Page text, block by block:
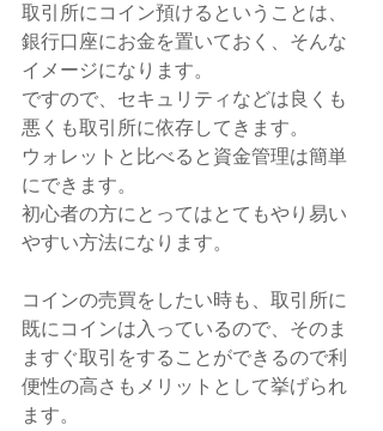
取引所にコイン預けるということは、
銀行口座にお金を置いておく、そんな
イメージになります。
ですので、セキュリティなどは良くも
悪くも取引所に依存してきます。
ウォレットと比べると資金管理は簡単
にできます。
初心者の方にとってはとてもやり易い
やすい方法になります。
コインの売買をしたい時も、取引所に
既にコインは入っているので、そのま
ますぐ取引をすることができるので利
便性の高さもメリットとして挙げられ
ます。